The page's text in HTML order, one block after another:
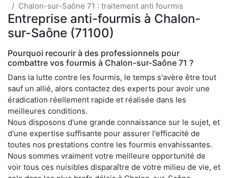
Chalon-sur-Saône 71 : traitement anti fourmis
Entreprise anti-fourmis à Chalon-
sur-Saône (71100)
Pourquoi recourir à des professionnels pour
combattre vos fourmis à Chalon-sur-Saône 71 ?
Dans la lutte contre les fourmis, le temps s'avère être tout
sauf un allié, alors contactez des experts pour avoir une
éradication réellement rapide et réalisée dans les
meilleures conditions.
Nous disposons d'une grande connaissance sur le sujet, et
d'une expertise suffisante pour assurer l'efficacité de
toutes nos prestations contre les fourmis envahissantes.
Nous sommes vraiment votre meilleure opportunité de
voir tous ces nuisibles disparaître de votre milieu de vie, et